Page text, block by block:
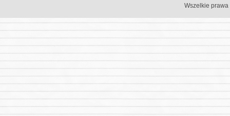
Wszelkie prawa